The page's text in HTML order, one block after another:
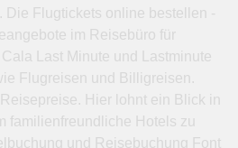
Die Flugtickets online bestellen -
im Reisebüro für
Last Minute und Lastminute
Flugreisen und Billigreisen.
Hier lohnt ein Blick in
familienfreundliche Hotels zu
und Reisebuchung Font